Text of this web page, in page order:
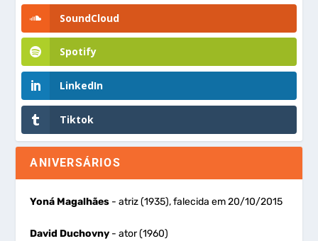
SoundCloud
Spotify
LinkedIn
Tiktok
ANIVERSÁRIOS
Yoná Magalhães - atriz (1935), falecida em 20/10/2015
David Duchovny - ator (1960)